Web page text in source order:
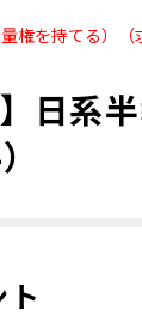
権を持てる）
日系